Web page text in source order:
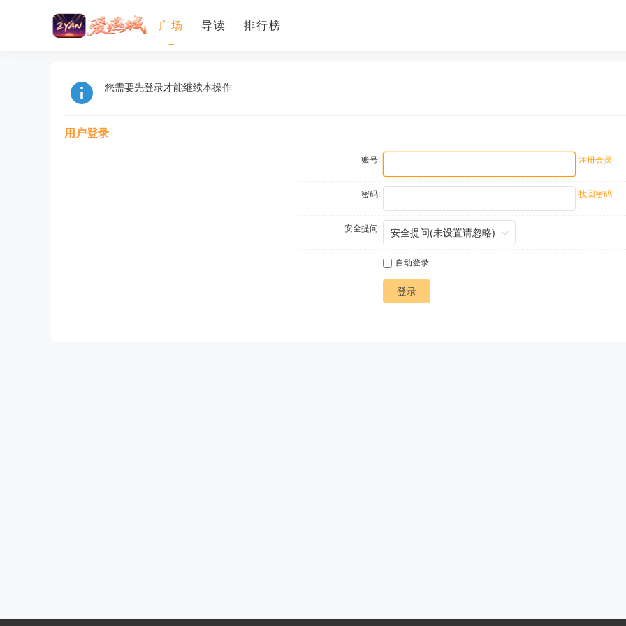
广场 导读 排行榜
您需要先登录才能继续本操作
用户登录
账号: 注册会员
密码: 找回密码
安全提问:
自动登录
登录